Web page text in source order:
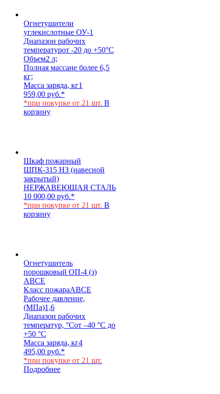
Огнетушители
углекислотные ОУ-1
Диапазон рабочих
температурот -20 до +50°C
Объем2 л;
Полная массане более 6,5
кг;
Масса заряда, кг1
959,00 руб.*
*при покупке от 21 шт. В
корзину
Шкаф пожарный
ШПК-315 НЗ (навесной
закрытый)
НЕРЖАВЕЮЩАЯ СТАЛЬ
10 000,00 руб.*
*при покупке от 21 шт. В
корзину
Огнетушитель
порошковый ОП-4 (з)
АВСЕ
Класс пожараАВСЕ
Рабочее давление,
(МПа)1,6
Диапазон рабочих
температур, °Сот –40 °С до
+50 °С
Масса заряда, кг4
495,00 руб.*
*при покупке от 21 шт.
Подробнее